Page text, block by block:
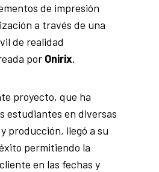
de impresión
a través de una
de realidad
por Onirix.
proyecto, que ha
estudiantes en diversas
producción, llegó a su
permitiendo la
en las fechas y